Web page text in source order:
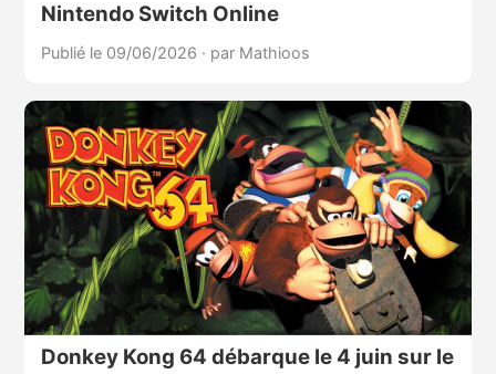
Nintendo Switch Online
Publié le 09/06/2026 · par Mathioos
Donkey Kong 64 débarque le 4 juin sur le